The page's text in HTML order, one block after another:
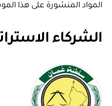
المواد المنشورة على هذا
الشركاء